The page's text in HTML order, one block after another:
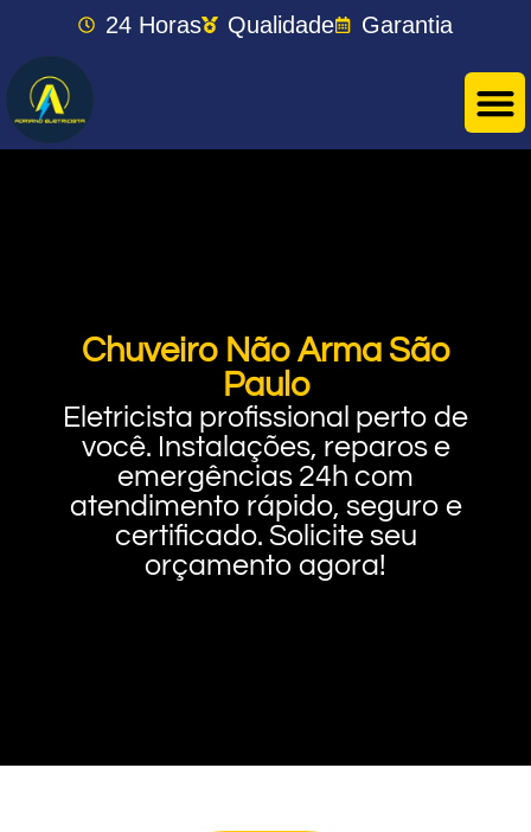
24 Horas Qualidade Garantia
Chuveiro Não Arma São
Paulo
Eletricista profissional perto de
você. Instalações, reparos e
emergências 24h com
atendimento rápido, seguro e
certificado. Solicite seu
orçamento agora!